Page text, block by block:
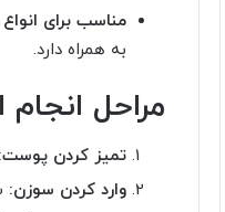
مناسب برای
به همراه دارد.
مراحل انجام
تمیز کردن پوست:
وارد کردن سوزن: